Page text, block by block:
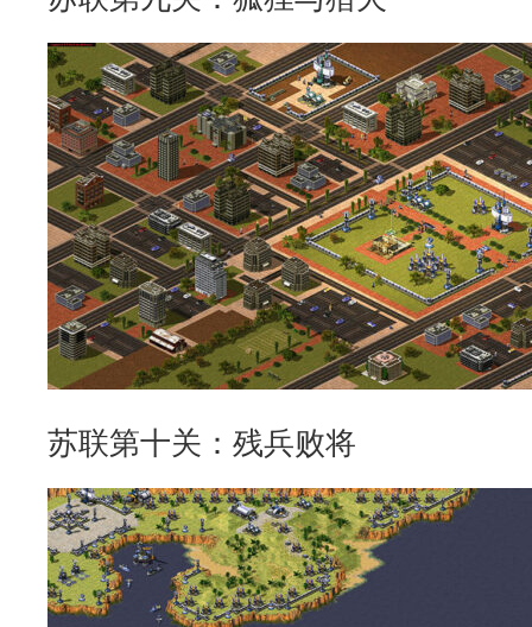
苏联第十关：残兵败将